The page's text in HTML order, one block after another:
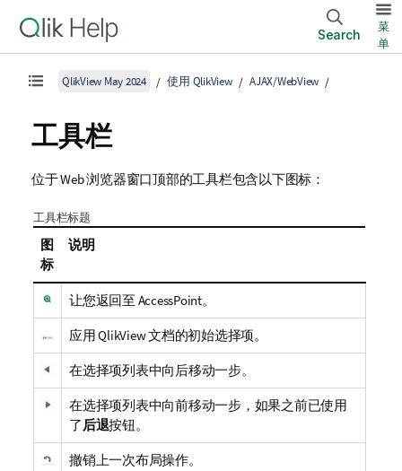
Search
菜
单
QlikView May 2024 使用 QlikView AJAX/WebView
工具栏
位于 Web 浏览器窗口顶部的工具栏包含以下图标：
工具栏标题
图
标
说明
让您返回至 AccessPoint。
应用 QlikView 文档的初始选择项。
在选择项列表中向后移动一步。
在选择项列表中向前移动一步，如果之前已使用
了后退按钮。
撤销上一次布局操作。